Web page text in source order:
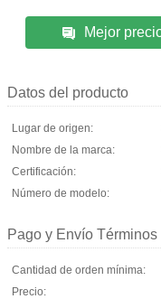
Mejor
Datos del producto
Lugar de origen:
Nombre de la marca:
Certificación:
Número de modelo:
Pago y Envío Términos
Cantidad de orden mínima:
Precio: